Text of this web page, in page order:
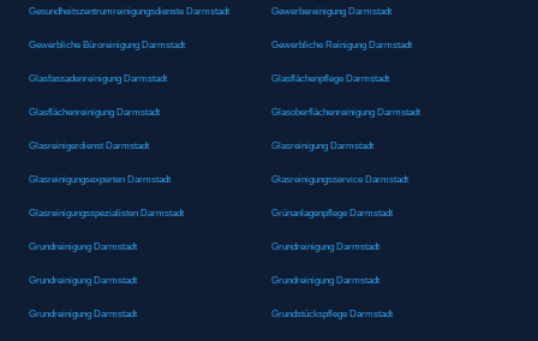
Gesundheitszentrumreinigungsdienste Darmstadt Gewerbereinigung Darmstadt
Gewerbliche Büroreinigung Darmstadt Gewerbliche Reinigung Darmstadt
Glasfassadenreinigung Darmstadt Glasflächenpflege Darmstadt
Glasflächenreinigung Darmstadt Glasoberflächenreinigung Darmstadt
Glasreinigerdienst Darmstadt Glasreinigung Darmstadt
Glasreinigungsexperten Darmstadt Glasreinigungsservice Darmstadt
Glasreinigungsspezialisten Darmstadt Grünanlagenpflege Darmstadt
Grundreinigung Darmstadt Grundreinigung Darmstadt
Grundreinigung Darmstadt Grundreinigung Darmstadt
Grundreinigung Darmstadt Grundstückspflege Darmstadt